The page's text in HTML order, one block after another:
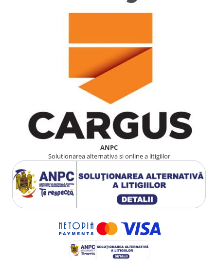
ANPC
Solutionarea alternativa si online a litigiilor